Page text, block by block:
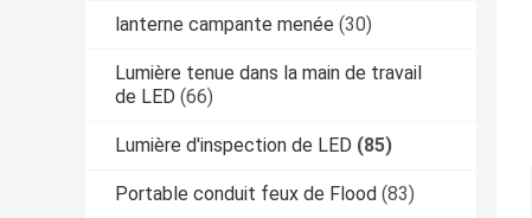
lanterne campante menée (30)
Lumière tenue dans la main de travail
de LED (66)
Lumière d'inspection de LED (85)
Portable conduit feux de Flood (83)